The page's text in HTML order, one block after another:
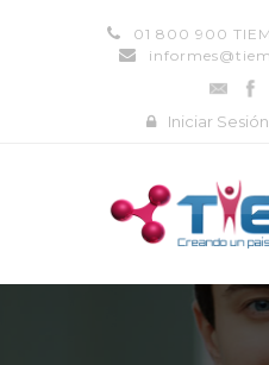
01 800 900
Iniciar Sesión